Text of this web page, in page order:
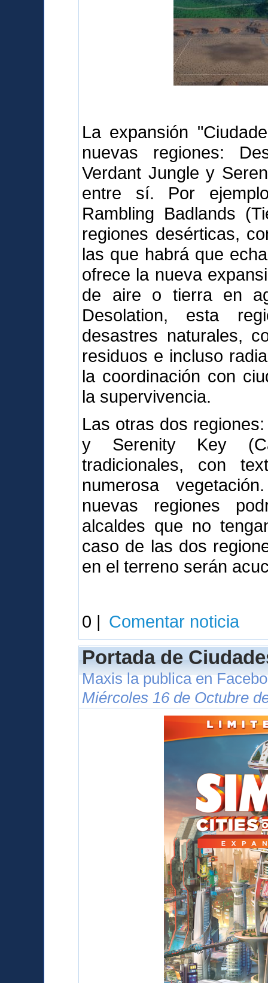
La expansión
nuevas regiones:
Verdant Jungle y
entre sí. Por
Rambling Badlands
regiones desérticas,
las que habrá que
ofrece la nueva
de aire o tierra en
Desolation, esta
desastres naturales,
residuos e incluso
la coordinación con
la supervivencia.
Las otras dos
y Serenity Key
tradicionales, con
numerosa
nuevas regiones
alcaldes que no
caso de las dos
en el terreno serán
0 | Comentar noticia
Portada de
Maxis la publica en
Miércoles 16 de Octubre